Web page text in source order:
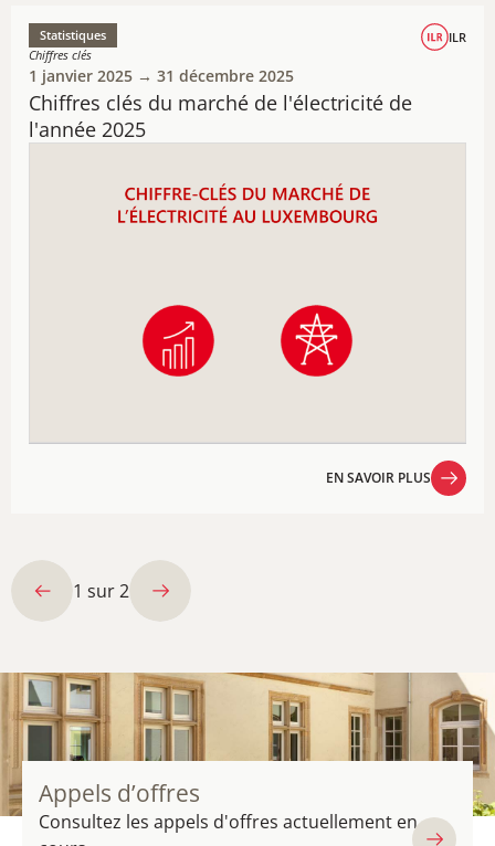
Chiffres clés du marché de l'électricité de
l'année 2025
Statistiques
Chiffres clés
ILR
1 janvier 2025 → 31 décembre 2025
EN SAVOIR PLUS
1 sur2
Appels d’offres
Consultez les appels d'offres actuellement en